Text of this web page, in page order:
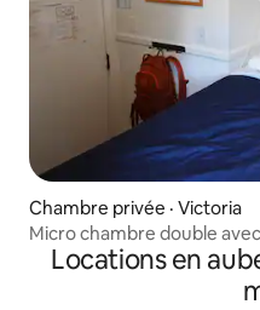
Chambre privée · Victoria
Micro chambre double
Locations en